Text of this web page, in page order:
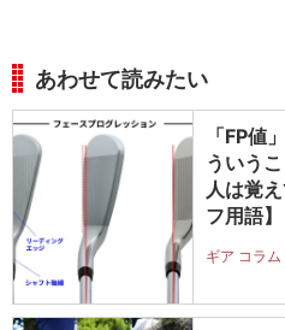
あわせて読みたい
「FP値
ういう
人は覚
フ用語】
ギア コラム